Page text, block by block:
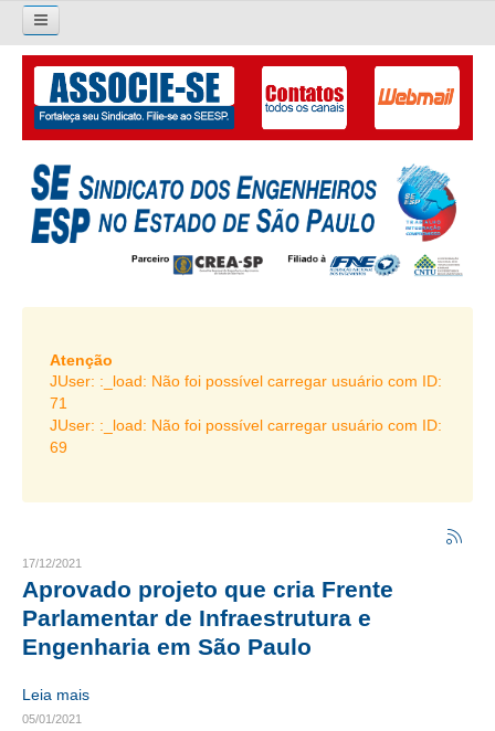
Pesquisar...
O SINDICATO
APRESENTAÇÃO
PALAVRA DO PRESIDENTE
DIRETORIA
LIVRO GESTÃO 2026-2029
SUBSEDES SINDICAIS
GALERIA EX-PRESIDENTES
CONSELHO TECNOLÓGICO
HISTÓRICO E ATUAÇÃO
CONSELHOS ASSESSORES
Atenção
JUser: :_load: Não foi possível carregar usuário com ID:
71
JUser: :_load: Não foi possível carregar usuário com ID:
69
17/12/2021
Aprovado projeto que cria Frente
Parlamentar de Infraestrutura e
Engenharia em São Paulo
Leia mais
05/01/2021